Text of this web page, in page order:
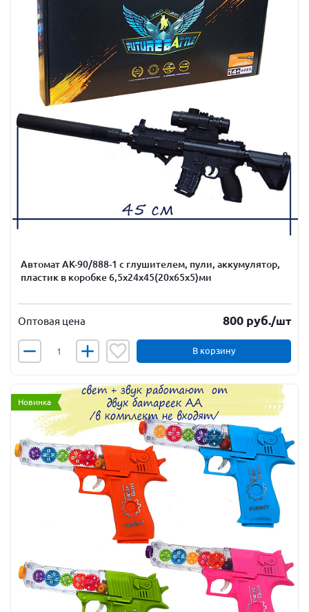
Автомат АК-90/888-1 с глушителем, пули, аккумулятор,
пластик в коробке 6,5х24х45(20х65х5)ми
Оптовая цена 800 руб./шт
В корзину
Новинка